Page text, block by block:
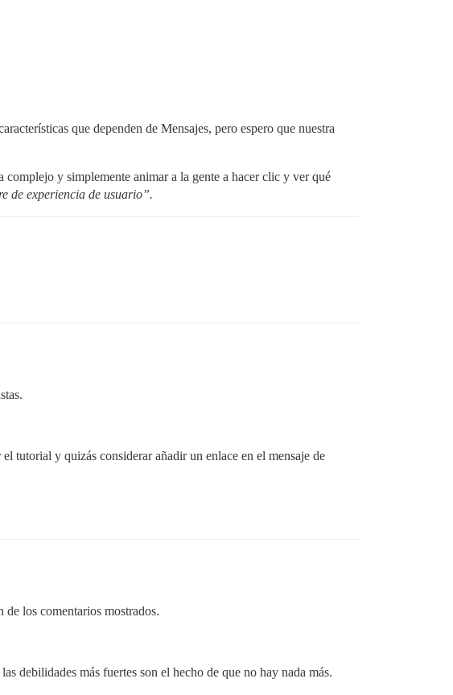
que dependen de Mensajes, pero espero que nuestra
complejo y simplemente animar a la gente a hacer clic y ver qué
de experiencia de usuario”.
tutorial y quizás considerar añadir un enlace en el mensaje de
los comentarios mostrados.
debilidades más fuertes son el hecho de que no hay nada más.